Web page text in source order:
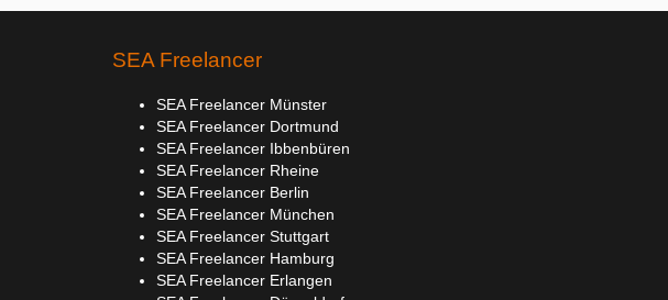
SEA Freelancer
SEA Freelancer Münster
SEA Freelancer Dortmund
SEA Freelancer Ibbenbüren
SEA Freelancer Rheine
SEA Freelancer Berlin
SEA Freelancer München
SEA Freelancer Stuttgart
SEA Freelancer Hamburg
SEA Freelancer Erlangen